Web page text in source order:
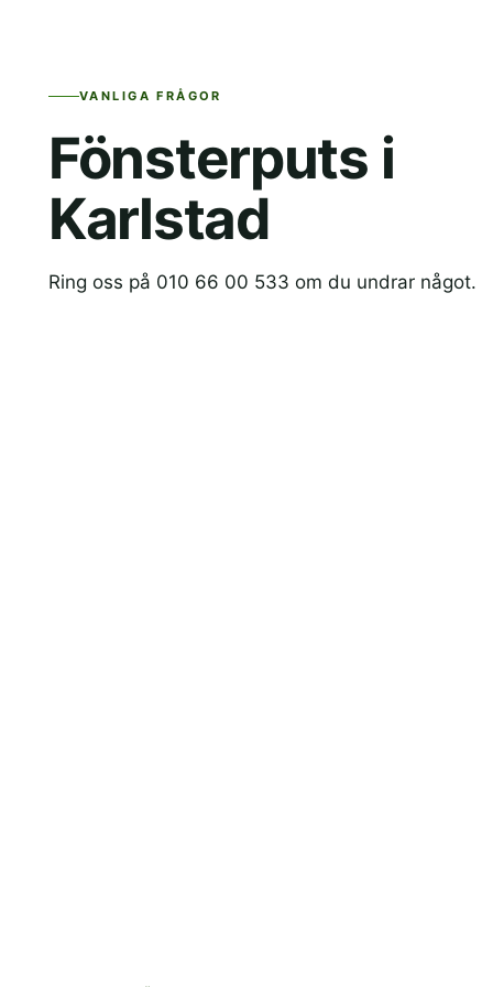
VANLIGA FRÅGOR
Fönsterputs i
Karlstad
Ring oss på 010 66 00 533 om du undrar något.